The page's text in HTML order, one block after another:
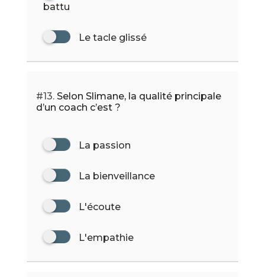
battu
Le tacle glissé
#13.Selon Slimane, la qualité principale
d’un coach c’est ?
La passion
La bienveillance
L'écoute
L'empathie